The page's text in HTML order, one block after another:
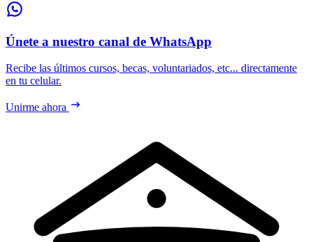
Únete a nuestro canal de WhatsApp
Recibe las últimos cursos, becas, voluntariados, etc... directamente
en tu celular.
Unirme ahora